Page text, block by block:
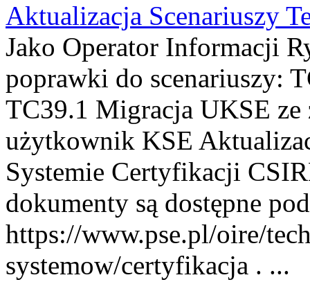
Aktualizacja Scenariuszy
Jako Operator Informacji
poprawki do scenariuszy:
TC39.1 Migracja UKSE
użytkownik KSE
Systemie Certyfikacji
dokumenty są dostępne
https://www.pse.pl/oire/
systemow/certyfikacja . ...